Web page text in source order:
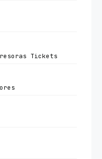
Tickets